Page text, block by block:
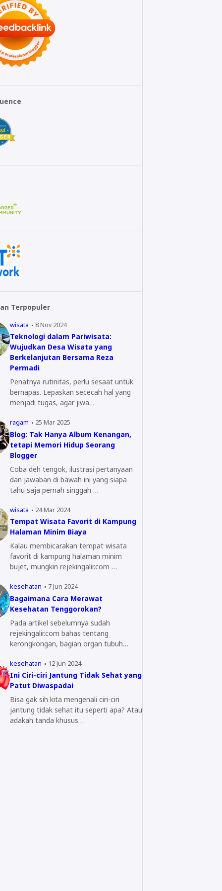
Terpopuler
wisata 8 Nov 2024
Teknologi dalam Pariwisata:
Wujudkan Desa Wisata yang
Berkelanjutan Bersama Reza
Permadi
Penatnya rutinitas, perlu sesaat untuk
bernapas. Lepaskan sececah hal yang
menjadi tugas, agar jiwa…
ragam 25 Mar 2025
Blog: Tak Hanya Album Kenangan,
tetapi Memori Hidup Seorang
Blogger
Coba deh tengok, ilustrasi pertanyaan
dan jawaban di bawah ini yang siapa
tahu saja pernah singgah …
wisata 24 Mar 2024
Tempat Wisata Favorit di Kampung
Halaman Minim Biaya
Kalau membicarakan tempat wisata
favorit di kampung halaman minim
bujet, mungkin rejekingalir.com …
kesehatan 7 Jun 2024
Bagaimana Cara Merawat
Kesehatan Tenggorokan?
Pada artikel sebelumnya sudah
rejekingalir.com bahas tentang
kerongkongan, bagian organ tubuh
kesehatan 12 Jun 2024
Ini Ciri-ciri Jantung Tidak Sehat yang
Patut Diwaspadai
Bisa gak sih kita mengenali ciri-ciri
jantung tidak sehat itu seperti apa? Atau
adakah tanda khusus…